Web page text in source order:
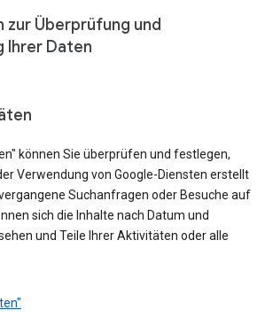
zur Überprüfung und
Ihrer Daten
können Sie überprüfen und festlegen,
Verwendung von Google-Diensten erstellt
Suchanfragen oder Besuche auf
sich die Inhalte nach Datum und
und Teile Ihrer Aktivitäten oder alle